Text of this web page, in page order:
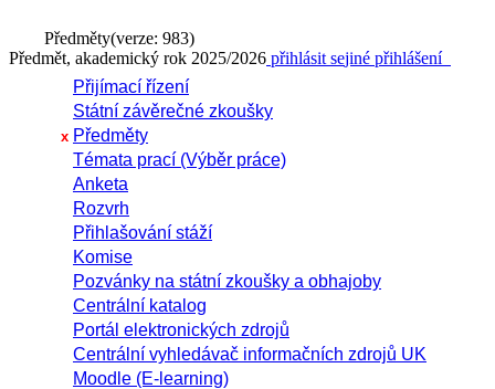
Předměty(verze: 983)
Předmět, akademický rok 2025/2026 přihlásit sejiné přihlášení
Přijímací řízení
Státní závěrečné zkoušky
x Předměty
Témata prací (Výběr práce)
Anketa
Rozvrh
Přihlašování stáží
Komise
Pozvánky na státní zkoušky a obhajoby
Centrální katalog
Portál elektronických zdrojů
Centrální vyhledávač informačních zdrojů UK
Moodle (E-learning)